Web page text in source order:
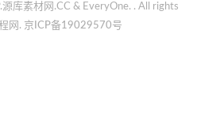
库素材网.CC & EveryOne. . All rights
网. 京ICP备19029570号